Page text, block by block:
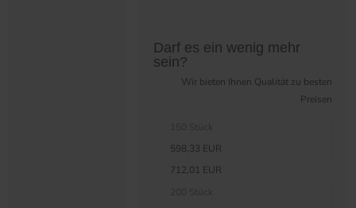
Darf es ein wenig mehr
sein?
Wir bieten Ihnen Qualität zu besten
Preisen
598,33 EUR
712,01 EUR